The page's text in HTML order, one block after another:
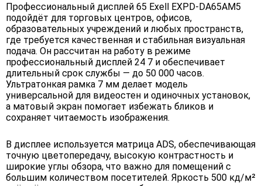
Профессиональный дисплей 65 Exell EXPD-DA65AM5
подойдёт для торговых центров, офисов,
образовательных учреждений и любых пространств,
где требуется качественная и стабильная визуальная
подача. Он рассчитан на работу в режиме
профессиональный дисплей 24 7 и обеспечивает
длительный срок службы — до 50 000 часов.
Ультратонкая рамка 7 мм делает модель
универсальной для видеостен и одиночных установок,
а матовый экран помогает избежать бликов и
сохраняет читаемость изображения.
В дисплее используется матрица ADS, обеспечивающая
точную цветопередачу, высокую контрастность и
широкие углы обзора, что важно для помещений с
большим количеством посетителей. Яркость 500 кд/м²